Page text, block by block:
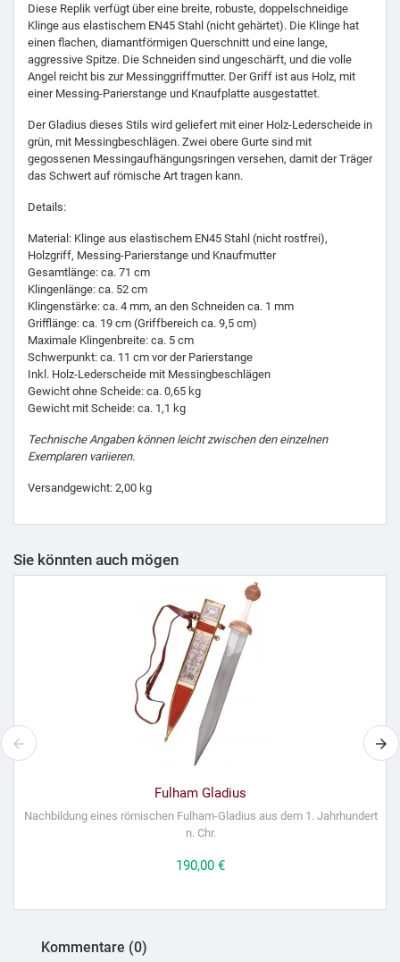
Diese Replik verfügt über eine breite, robuste, doppelschneidige
Klinge aus elastischem EN45 Stahl (nicht gehärtet). Die Klinge hat
einen flachen, diamantförmigen Querschnitt und eine lange,
aggressive Spitze. Die Schneiden sind ungeschärft, und die volle
Angel reicht bis zur Messinggriffmutter. Der Griff ist aus Holz, mit
einer Messing‑Parierstange und Knaufplatte ausgestattet.
Der Gladius dieses Stils wird geliefert mit einer Holz‑Lederscheide in
grün, mit Messingbeschlägen. Zwei obere Gurte sind mit
gegossenen Messingaufhängungsringen versehen, damit der Träger
das Schwert auf römische Art tragen kann.
Details:
Material: Klinge aus elastischem EN45 Stahl (nicht rostfrei),
Holzgriff, Messing‑Parierstange und Knaufmutter
Gesamtlänge: ca. 71 cm
Klingenlänge: ca. 52 cm
Klingenstärke: ca. 4 mm, an den Schneiden ca. 1 mm
Griff­länge: ca. 19 cm (Griffbereich ca. 9,5 cm)
Maximale Klingenbreite: ca. 5 cm
Schwerpunkt: ca. 11 cm vor der Parierstange
Inkl. Holz‑Lederscheide mit Messingbeschlägen
Gewicht ohne Scheide: ca. 0,65 kg
Gewicht mit Scheide: ca. 1,1 kg
Technische Angaben können leicht zwischen den einzelnen
Exemplaren variieren.
Versandgewicht: 2,00 kg
Sie könnten auch mögen
Fulham Gladius
Nachbildung eines römischen Fulham-Gladius aus dem 1. Jahrhundert
n. Chr.
Preis
190,00 €
Kommentare (0)